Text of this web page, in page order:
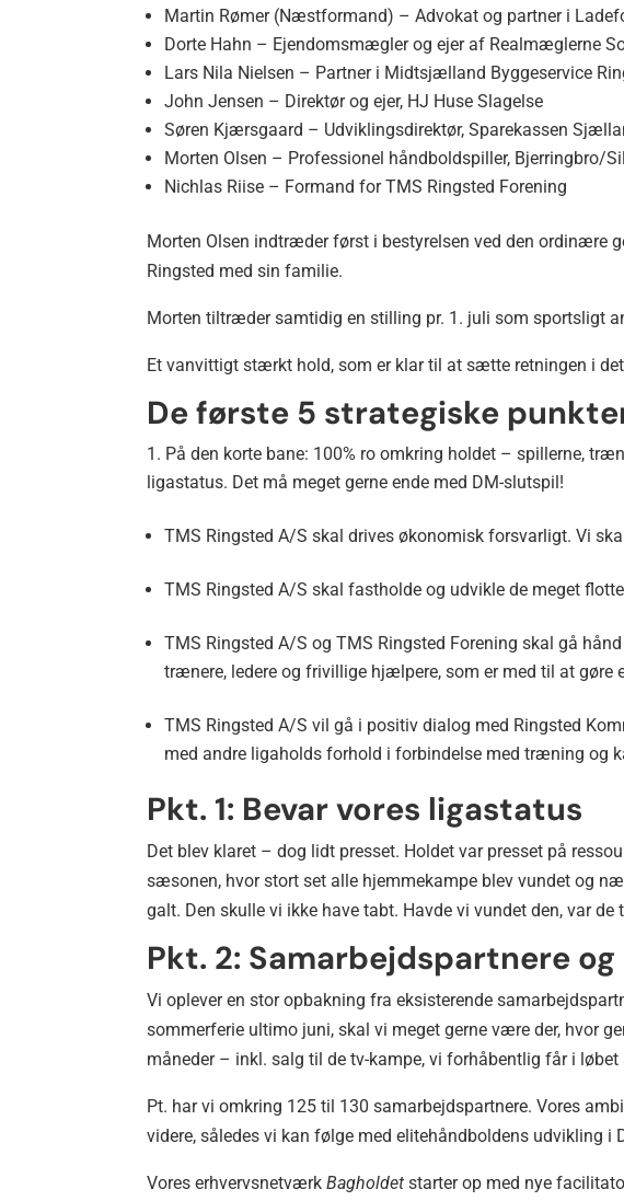
Martin Rømer (Næstformand) – Advokat og partner i
Dorte Hahn – Ejendomsmægler og ejer af Realmæglerne
Lars Nila Nielsen – Partner i Midtsjælland Byggeservice
John Jensen – Direktør og ejer, HJ Huse Slagelse
Søren Kjærsgaard – Udviklingsdirektør, Sparekassen
Morten Olsen – Professionel håndboldspiller, Bjerringbro/
Nichlas Riise – Formand for TMS Ringsted Forening
Morten Olsen indtræder først i bestyrelsen ved den ordinære
Ringsted med sin familie.
Morten tiltræder samtidig en stilling pr. 1. juli som sportsligt
Et vanvittigt stærkt hold, som er klar til at sætte retningen i
De første 5 strategiske
På den korte bane: 100% ro omkring holdet – spillerne,
ligastatus. Det må meget gerne ende med DM-slutspil!
TMS Ringsted A/S skal drives økonomisk forsvarligt. Vi
TMS Ringsted A/S skal fastholde og udvikle de meget
TMS Ringsted A/S og TMS Ringsted Forening skal gå
trænere, ledere og frivillige hjælpere, som er med til at gøre
TMS Ringsted A/S vil gå i positiv dialog med Ringsted
med andre ligaholds forhold i forbindelse med træning og
Pkt. 1: Bevar vores ligastatus
Det blev klaret – dog lidt presset. Holdet var presset på
sæsonen, hvor stort set alle hjemmekampe blev vundet og
galt. Den skulle vi ikke have tabt. Havde vi vundet den, var
Pkt. 2: Samarbejdspartnere
Vi oplever en stor opbakning fra eksisterende
sommerferie ultimo juni, skal vi meget gerne være der, hvor
måneder – inkl. salg til de tv-kampe, vi forhåbentlig får i
Pt. har vi omkring 125 til 130 samarbejdspartnere. Vores
videre, således vi kan følge med elitehåndboldens udvikling i
Vores erhvervsnetværkBagholdet starter op med nye